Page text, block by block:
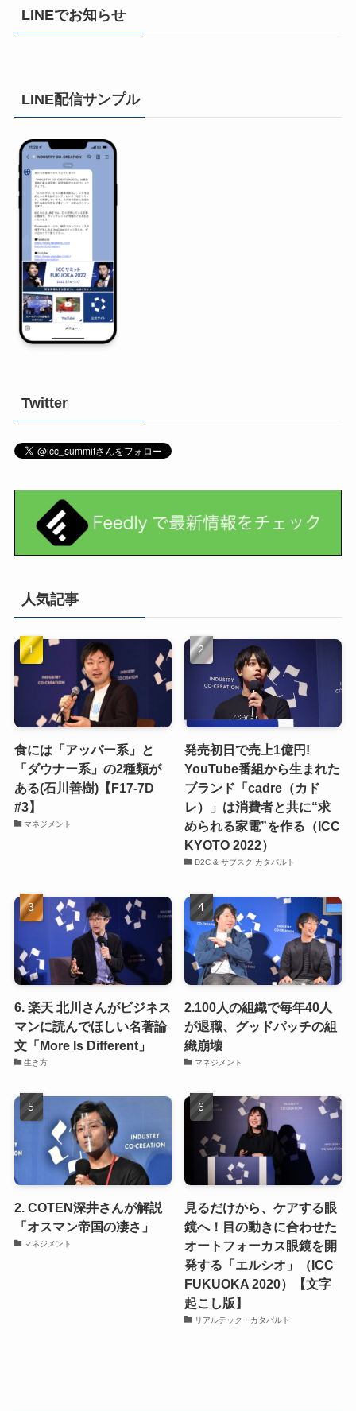
LINEでお知らせ
LINE配信サンプル
Twitter
人気記事
食には「アッパー系」と
「ダウナー系」の2種類が
ある(石川善樹)【F17-7D
#3】
マネジメント
発売初日で売上1億円!
YouTube番組から生まれた
ブランド「cadre（カド
レ）」は消費者と共に“求
められる家電”を作る（ICC
KYOTO 2022）
D2C & サブスク カタパルト
6. 楽天 北川さんがビジネス
マンに読んでほしい名著論
文「More Is Different」
生き方
2.100人の組織で毎年40人
が退職、グッドパッチの組
織崩壊
マネジメント
2. COTEN深井さんが解説
「オスマン帝国の凄さ」
マネジメント
見るだけから、ケアする眼
鏡へ！目の動きに合わせた
オートフォーカス眼鏡を開
発する「エルシオ」（ICC
FUKUOKA 2020）【文字
起こし版】
リアルテック・カタパルト